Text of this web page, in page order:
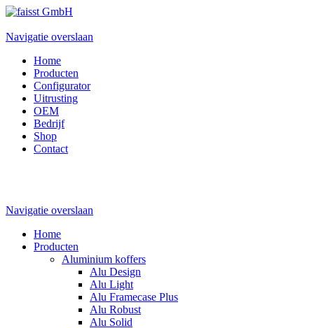
Navigatie overslaan
Home
Producten
Configurator
Uitrusting
OEM
Bedrijf
Shop
Contact
Navigatie overslaan
Home
Producten
Aluminium koffers
Alu Design
Alu Light
Alu Framecase Plus
Alu Robust
Alu Solid